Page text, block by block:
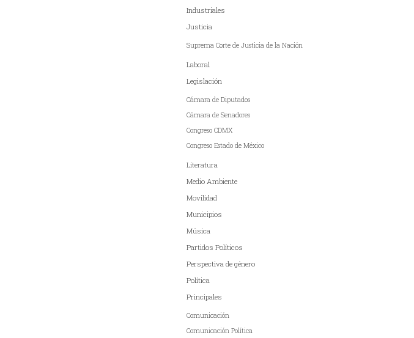
Industriales
Justicia
Suprema Corte de Justicia de la Nación
Laboral
Legislación
Cámara de Diputados
Cámara de Senadores
Congreso CDMX
Congreso Estado de México
Literatura
Medio Ambiente
Movilidad
Municipios
Música
Partidos Políticos
Perspectiva de género
Política
Principales
Comunicación
Comunicación Política